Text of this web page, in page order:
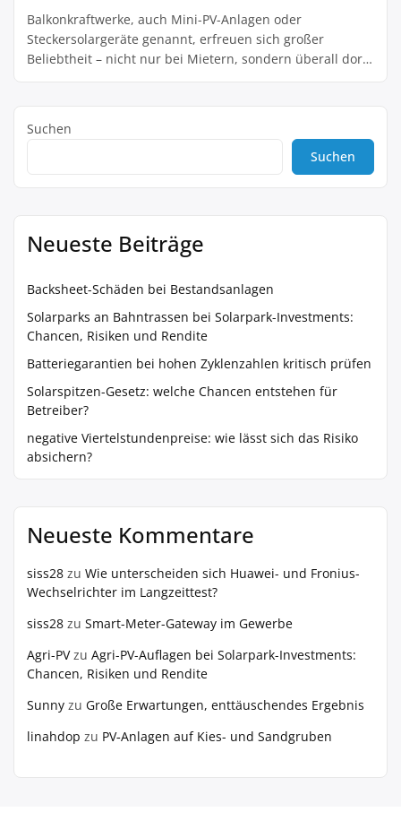
Balkonkraftwerke, auch Mini-PV-Anlagen oder
Steckersolargeräte genannt, erfreuen sich großer
Beliebtheit – nicht nur bei Mietern, sondern überall dort,
Betrieb – und wie sind eure Erfahrungen damit? Welche
Suchen
Suchen
Neueste Beiträge
Backsheet-Schäden bei Bestandsanlagen
Solarparks an Bahntrassen bei Solarpark-Investments:
Chancen, Risiken und Rendite
Batteriegarantien bei hohen Zyklenzahlen kritisch prüfen
Solarspitzen-Gesetz: welche Chancen entstehen für
Betreiber?
negative Viertelstundenpreise: wie lässt sich das Risiko
absichern?
Neueste Kommentare
siss28 zu Wie unterscheiden sich Huawei- und Fronius-
Wechselrichter im Langzeittest?
siss28 zu Smart-Meter-Gateway im Gewerbe
Agri-PVzu Agri-PV-Auflagen bei Solarpark-Investments:
Chancen, Risiken und Rendite
Sunny zu Große Erwartungen, enttäuschendes Ergebnis
linahdop zu PV‑Anlagen auf Kies- und Sandgruben